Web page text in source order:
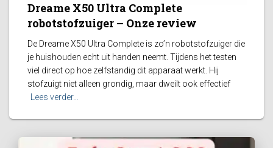
Dreame X50 Ultra Complete
robotstofzuiger – Onze review
De Dreame X50 Ultra Complete is zo’n robotstofzuiger die
je huishouden echt uit handen neemt. Tijdens het testen
viel direct op hoe zelfstandig dit apparaat werkt. Hij
stofzuigt niet alleen grondig, maar dweilt ook effectief
Lees verder…